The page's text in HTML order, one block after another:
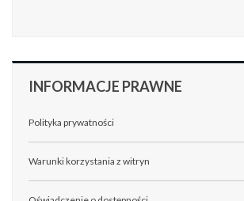
INFORMACJE PRAWNE
Polityka prywatności
Warunki korzystania z witryn